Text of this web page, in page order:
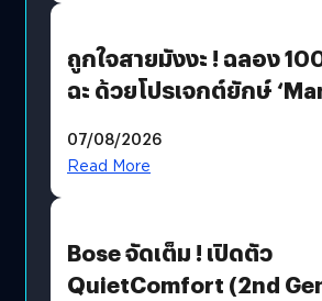
ถูกใจสายมังงะ ! ฉลอง
ฉะ ด้วยโปรเจกต์ยักษ์
มีภาษาไทยด้วย
07/08/2026
Read More
Bose จัดเต็ม ! เปิดตัว
QuietComfort (2nd